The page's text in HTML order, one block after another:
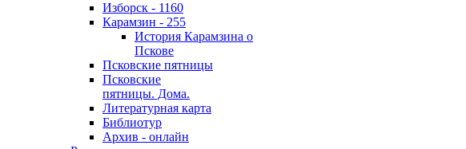
Изборск - 1160
Карамзин - 255
История Карамзина о
Пскове
Псковские пятницы
Псковские
пятницы. Дома.
Литературная карта
Библиотур
Архив - онлайн